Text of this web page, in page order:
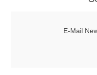
E-Mail